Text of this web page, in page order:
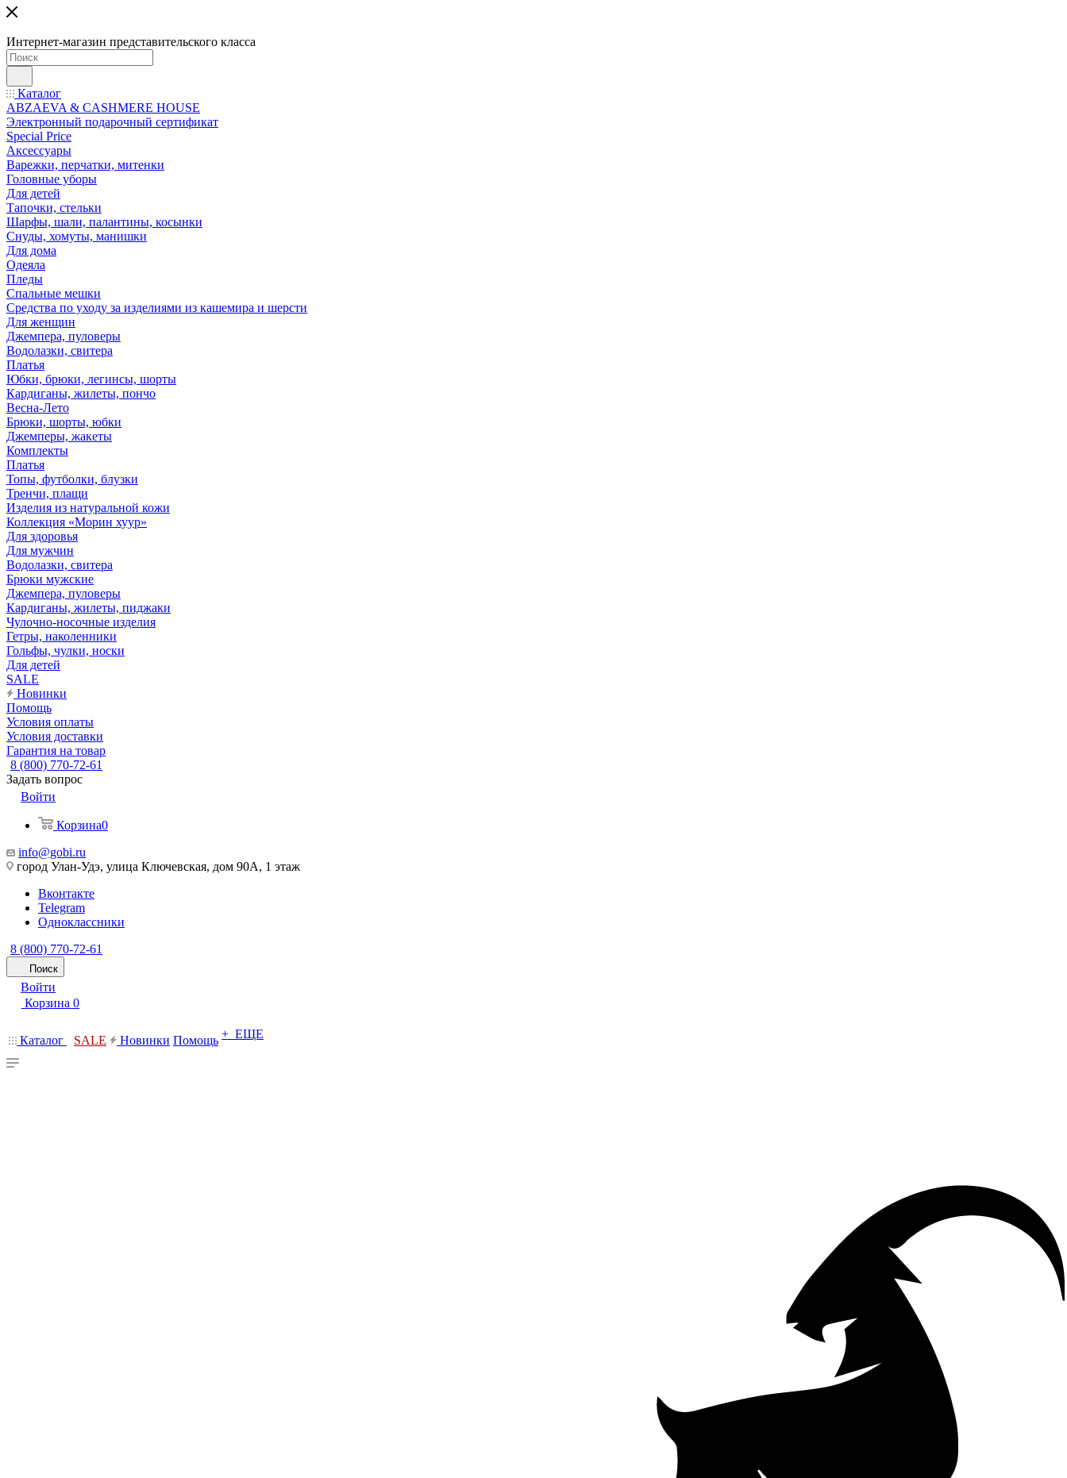
Интернет-магазин представительского класса
Каталог
ABZAEVA & CASHMERE HOUSE
Электронный подарочный сертификат
Special Price
Аксессуары
Варежки, перчатки, митенки
Головные уборы
Для детей
Тапочки, стельки
Шарфы, шали, палантины, косынки
Снуды, хомуты, манишки
Для дома
Одеяла
Пледы
Спальные мешки
Средства по уходу за изделиями из кашемира и шерсти
Для женщин
Джемпера, пуловеры
Водолазки, свитера
Платья
Юбки, брюки, легинсы, шорты
Кардиганы, жилеты, пончо
Весна-Лето
Брюки, шорты, юбки
Джемперы, жакеты
Комплекты
Платья
Топы, футболки, блузки
Тренчи, плащи
Изделия из натуральной кожи
Коллекция «Морин хуур»
Для здоровья
Для мужчин
Водолазки, свитера
Брюки мужские
Джемпера, пуловеры
Кардиганы, жилеты, пиджаки
Чулочно-носочные изделия
Гетры, наколенники
Гольфы, чулки, носки
Для детей
SALE
Новинки
Помощь
Условия оплаты
Условия доставки
Гарантия на товар
8 (800) 770-72-61
Задать вопрос
Войти
Корзина0
info@gobi.ru
город Улан-Удэ, улица Ключевская, дом 90А, 1 этаж
Вконтакте
Telegram
Одноклассники
8 (800) 770-72-61
Поиск
Войти
Корзина 0
Каталог SALE Новинки Помощь + ЕЩЕ